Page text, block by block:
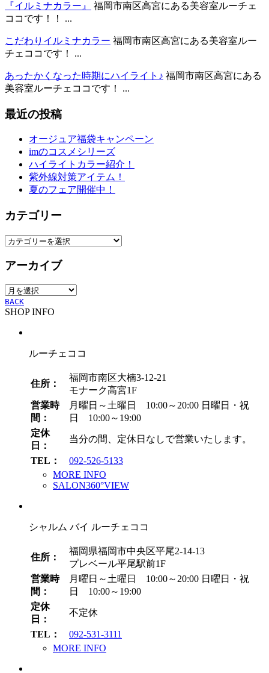
『イルミナカラー』
福岡市南区高宮にある美容室ルーチェ
ココです！！ ...
こだわりイルミナカラー 福岡市南区高宮にある美容室ルー
チェココです！ ...
あったかくなった時期にハイライト♪ 福岡市南区高宮にある
美容室ルーチェココです！ ...
最近の投稿
オージュア福袋キャンペーン
imのコスメシリーズ
ハイライトカラー紹介！
紫外線対策アイテム！
夏のフェア開催中！
カテゴリー
カ
ゴ
ー
アーカイブ
ア
ー
カ
BACK
SHOP INFO
ルーチェココ
住所：
福岡市南区大楠3-12-21
モナーク高宮1F
営業時
間：
月曜日～土曜日 10:00～20:00 日曜日・祝
日 10:00～19:00
定休
日：
当分の間、定休日なしで営業いたします。
TEL：
092-526-5133
MORE INFO
SALON360°VIEW
シャルム バイ ルーチェココ
住所：
福岡県福岡市中央区平尾2-14-13
プレベール平尾駅前1F
営業時
間：
月曜日～土曜日 10:00～20:00 日曜日・祝
日 10:00～19:00
定休
日：
不定休
TEL：
092-531-3111
MORE INFO